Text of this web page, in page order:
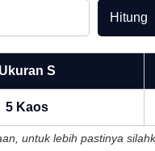
Hitung
Ukuran S
5 Kaos
untuk lebih pastinya